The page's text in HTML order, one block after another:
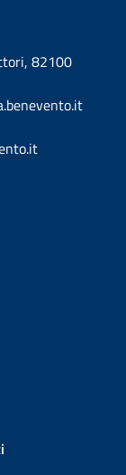
82100